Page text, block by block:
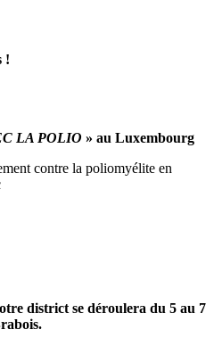
!
LA POLIO » au Luxembourg
contre la poliomyélite en
district se déroulera du 5 au 7